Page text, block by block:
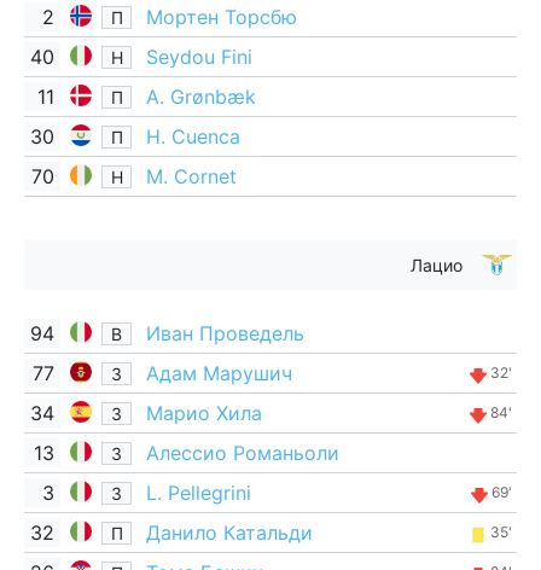
2 П
Мортен Торсбю
40
Н
Seydou Fini
11
П
A. Grønbæk
30
П
H. Cuenca
70
Н M. Cornet
Лацио
94 В
Иван Проведель
77
З Адам Марушич 32'
34 З Марио Хила 84'
13 З
Алессио Романьоли
3
З L. Pellegrini 69'
32 П Данило Катальди 35'